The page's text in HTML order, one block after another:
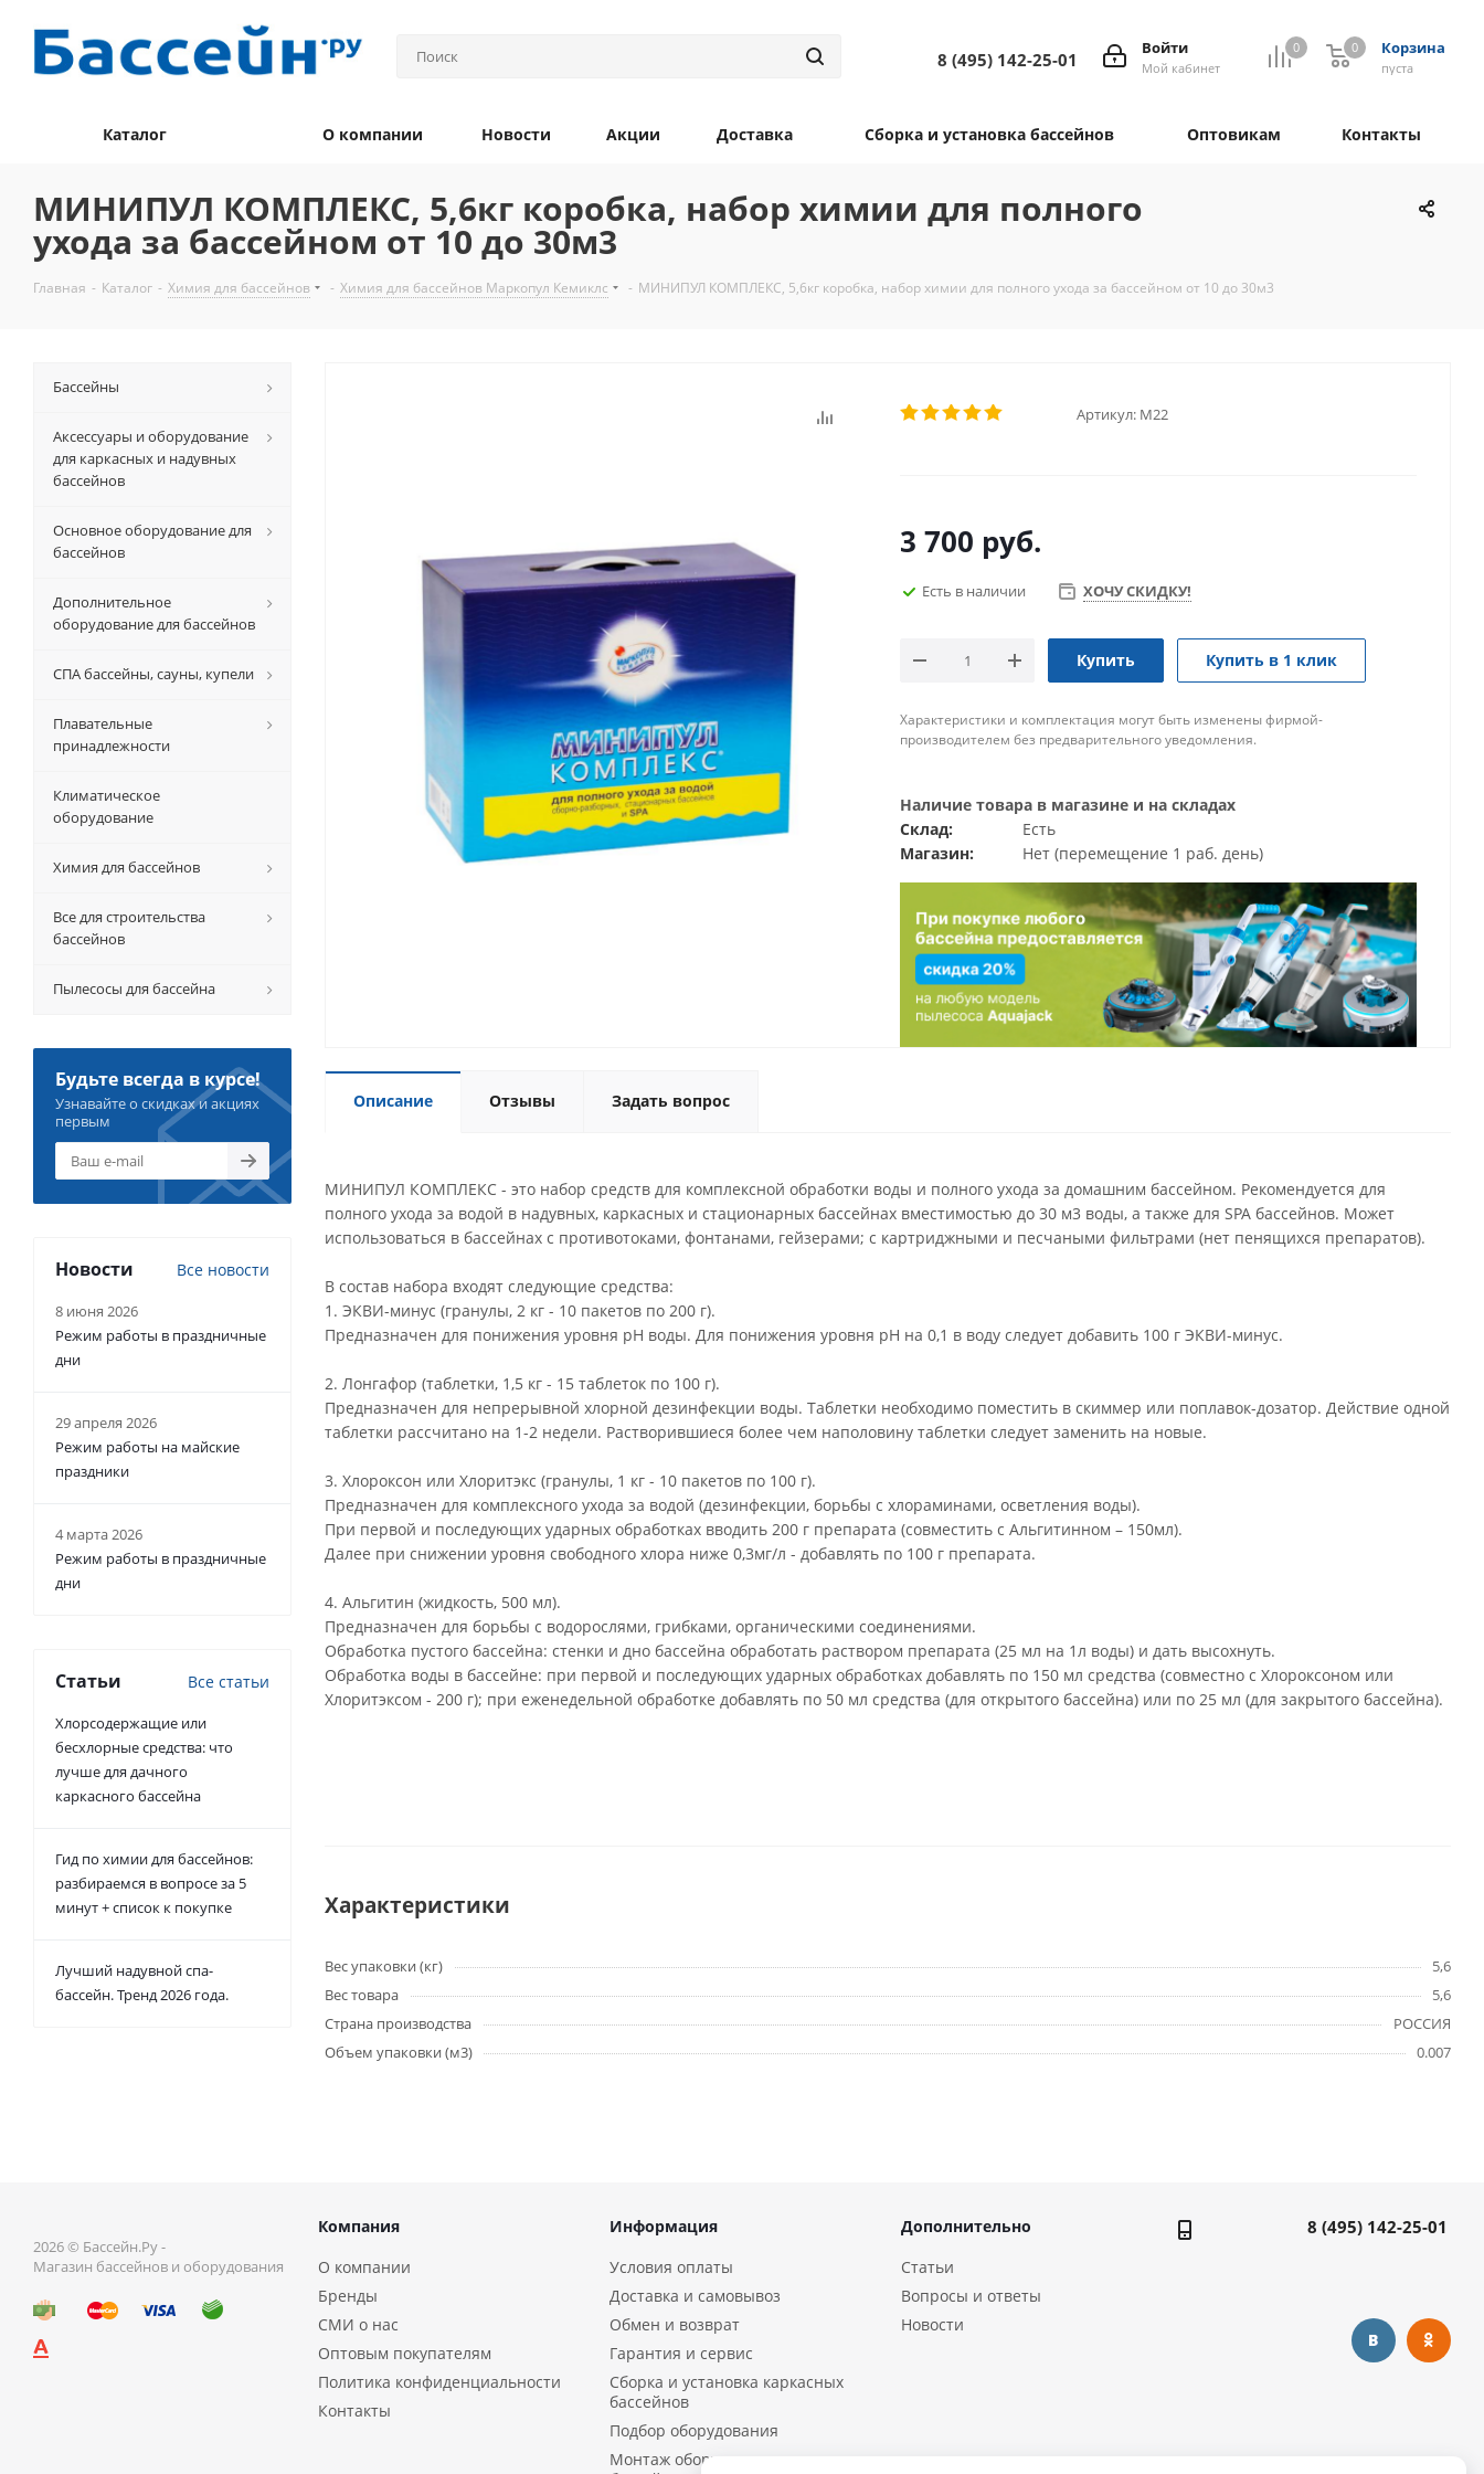
0 Корзина
пуста
0
Войти
Мой кабинет
8 (495) 142-25-01
Каталог О компании Новости Акции Доставка Сборка и установка бассейнов Оптовикам Контакты
МИНИПУЛ КОМПЛЕКС, 5,6кг коробка, набор химии для полного
ухода за бассейном от 10 до 30м3
Главная - Каталог - Химия для бассейнов - Химия для бассейнов Маркопул Кемиклс - МИНИПУЛ КОМПЛЕКС, 5,6кг коробка, набор химии для полного ухода за бассейном от 10 до 30м3
Артикул: М22
3 700 руб.
Есть в наличии ХОЧУ СКИДКУ!
Купить Купить в 1 клик
Характеристики и комплектация могут быть изменены фирмой-
производителем без предварительного уведомления.
Наличие товара в магазине и на складах
Склад:
Есть
Магазин:
Нет (перемещение 1 раб. день)
Описание Отзывы Задать вопрос
МИНИПУЛ КОМПЛЕКС - это набор средств для комплексной обработки воды и полного ухода за домашним бассейном. Рекомендуется для
полного ухода за водой в надувных, каркасных и стационарных бассейнах вместимостью до 30 м3 воды, а также для SPA бассейнов. Может
использоваться в бассейнах с противотоками, фонтанами, гейзерами; с картриджными и песчаными фильтрами (нет пенящихся препаратов).
В состав набора входят следующие средства:
1. ЭКВИ-минус (гранулы, 2 кг - 10 пакетов по 200 г).
Предназначен для понижения уровня рН воды. Для понижения уровня рН на 0,1 в воду следует добавить 100 г ЭКВИ-минус.
2. Лонгафор (таблетки, 1,5 кг - 15 таблеток по 100 г).
Предназначен для непрерывной хлорной дезинфекции воды. Таблетки необходимо поместить в скиммер или поплавок-дозатор. Действие одной
таблетки рассчитано на 1-2 недели. Растворившиеся более чем наполовину таблетки следует заменить на новые.
3. Хлороксон или Хлоритэкс (гранулы, 1 кг - 10 пакетов по 100 г).
Предназначен для комплексного ухода за водой (дезинфекции, борьбы с хлораминами, осветления воды).
При первой и последующих ударных обработках вводить 200 г препарата (совместить с Альгитинном – 150мл).
Далее при снижении уровня свободного хлора ниже 0,3мг/л - добавлять по 100 г препарата.
4. Альгитин (жидкость, 500 мл).
Предназначен для борьбы с водорослями, грибками, органическими соединениями.
Обработка пустого бассейна: стенки и дно бассейна обработать раствором препарата (25 мл на 1л воды) и дать высохнуть.
Обработка воды в бассейне: при первой и последующих ударных обработках добавлять по 150 мл средства (совместно с Хлороксоном или
Хлоритэксом - 200 г); при еженедельной обработке добавлять по 50 мл средства (для открытого бассейна) или по 25 мл (для закрытого бассейна).
Характеристики
Вес упаковки (кг)
5,6
Вес товара
5,6
Страна производства
РОССИЯ
Объем упаковки (м3)
0.007
Бассейны
Аксессуары и оборудование
для каркасных и надувных
бассейнов
Основное оборудование для
бассейнов
Дополнительное
оборудование для бассейнов
СПА бассейны, сауны, купели
Плавательные
принадлежности
Климатическое
оборудование
Химия для бассейнов
Все для строительства
бассейнов
Пылесосы для бассейна
Будьте всегда в курсе!
Узнавайте о скидках и акциях
первым
Новости Все новости
8 июня 2026
Режим работы в праздничные
дни
29 апреля 2026
Режим работы на майские
праздники
4 марта 2026
Режим работы в праздничные
дни
Статьи Все статьи
Хлорсодержащие или
бесхлорные средства: что
лучше для дачного
каркасного бассейна
Гид по химии для бассейнов:
разбираемся в вопросе за 5
минут + список к покупке
Лучший надувной спа-
бассейн. Тренд 2026 года.
2026 © Бассейн.Ру -
Магазин бассейнов и оборудования
Компания
О компании
Бренды
СМИ о нас
Оптовым покупателям
Политика конфиденциальности
Контакты
Информация
Условия оплаты
Доставка и самовывоз
Обмен и возврат
Гарантия и сервис
Сборка и установка каркасных
бассейнов
Подбор оборудования
Монтаж оборудования и
Дополнительно
Статьи
Вопросы и ответы
Новости
8 (495) 142-25-01